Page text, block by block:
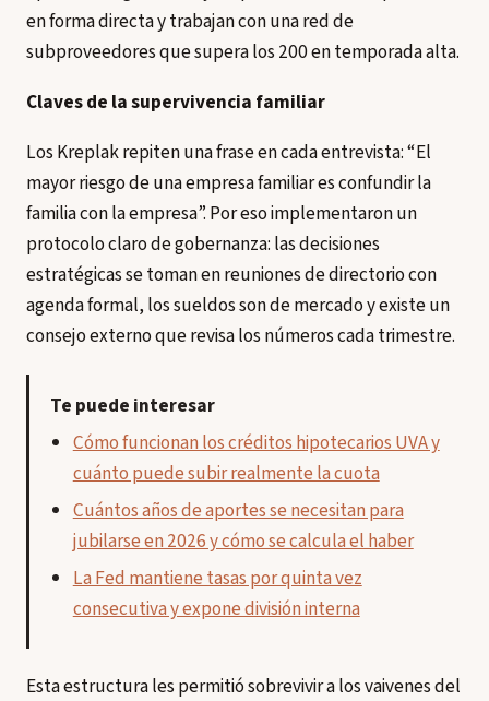
en forma directa y trabajan con una red de
subproveedores que supera los 200 en temporada alta.
Claves de la supervivencia familiar
Los Kreplak repiten una frase en cada entrevista: “El
mayor riesgo de una empresa familiar es confundir la
familia con la empresa”. Por eso implementaron un
protocolo claro de gobernanza: las decisiones
estratégicas se toman en reuniones de directorio con
agenda formal, los sueldos son de mercado y existe un
consejo externo que revisa los números cada trimestre.
Te puede interesar
Cómo funcionan los créditos hipotecarios UVA y
cuánto puede subir realmente la cuota
Cuántos años de aportes se necesitan para
jubilarse en 2026 y cómo se calcula el haber
La Fed mantiene tasas por quinta vez
consecutiva y expone división interna
Esta estructura les permitió sobrevivir a los vaivenes del